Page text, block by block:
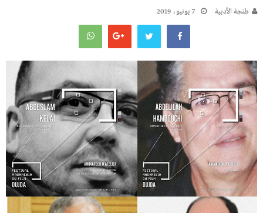
طنجة الأدبية 7 يونيو، 2019